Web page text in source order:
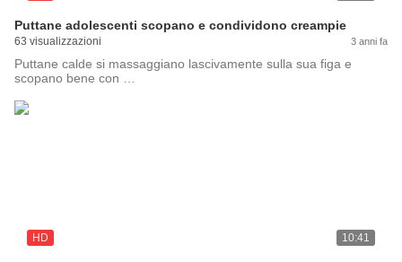
Puttane adolescenti scopano e condividono creampie
63 visualizzazioni 3 anni fa
Puttane calde si massaggiano lascivamente sulla sua figa e
scopano bene con …
HD 10:41